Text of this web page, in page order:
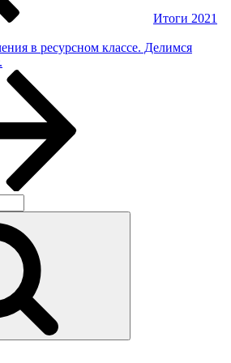
Итоги 2021
в ресурсном классе. Делимся